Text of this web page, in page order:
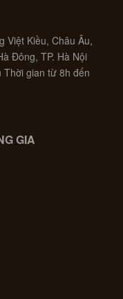
Việt Kiều, Châu Âu,
Đông, TP. Hà Nội
gian từ 8h đến
GIA